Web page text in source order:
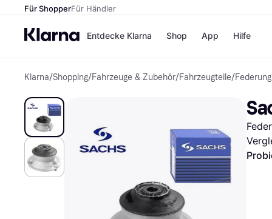
Für ShopperFür Händler
Entdecke Klarna
Zahlungsmethoden
Teilzahlungen
Bezahle in bis zu 30
Tagen
Ratenzahlung
Shop
Shops
H&M
Temu
App Hilfe
Klarna/Shopping/Fahrzeuge & Zubehör/Fahrzeugteile/Federung